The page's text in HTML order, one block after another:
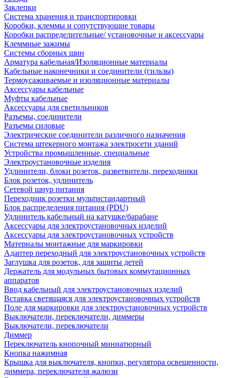
Заклепки
Система хранения и транспортировки
Коробки, клеммы и сопутствующие товары
Коробки распределительные/ установочные и аксессуары
Клеммные зажимы
Системы сборных шин
Арматура кабельная/Изоляционные материалы
Кабельные наконечники и соединители (гильзы)
Термоусаживаемые и изоляционные материалы
Аксессуары кабельные
Муфты кабельные
Аксессуары для светильников
Разъемы, соединители
Разъемы силовые
Электрические соединители различного назначения
Система штекерного монтажа электросети зданий
Устройства промышленные, специальные
Электроустановочные изделия
Удлинители, блоки розеток, разветвители, переходники
Блок розеток, удлинитель
Сетевой шнур питания
Переходник розетки мультистандартный
Блок распределения питания (PDU)
Удлинитель кабельный на катушке/барабане
Аксессуары для электроустановочных изделий
Аксессуары для электроустановочных устройств
Материалы монтажные для маркировки
Адаптер переходный для электроустановочных устройств
Заглушка для розеток, для защиты детей
Держатель для модульных бытовых коммутационных
аппаратов
Ввод кабельный для электроустановочных изделий
Вставка светящаяся для электроустановочных устройств
Поле для маркировки для электроустановочных устройств
Выключатели, переключатели, диммеры
Выключатели, переключатели
Диммер
Переключатель кнопочный миниатюрный
Кнопка нажимная
Крышка для выключателя, кнопки, регулятора освещенности,
диммера, переключателя жалюзи